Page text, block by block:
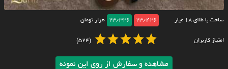
ساخت با طلای ۱۸ عیار 23/426
23/326 هزار تومان
امتیاز کاربران (524)
مشاهده و سفارش از روی این نمونه